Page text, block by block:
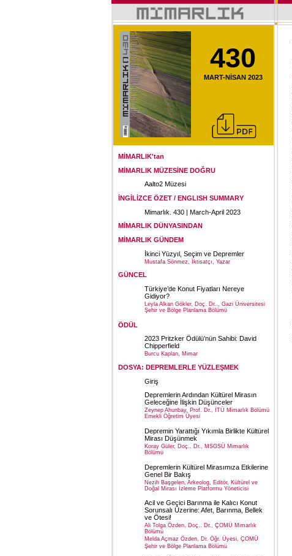
430
MART-NİSAN 2023
MİMARLIK'tan
MİMARLIK MÜZESİNE DOĞRU
Aalto2 Müzesi
İNGİLİZCE ÖZET / ENGLISH SUMMARY
Mimarlık. 430 | March-April 2023
MİMARLIK DÜNYASINDAN
MİMARLIK GÜNDEM
İkinci Yüzyıl, Seçim ve Depremler
Mustafa Sönmez, İktisatçı, Yazar
GÜNCEL
Türkiye’de Konut Fiyatları Nereye
Gidiyor?
Leyla Alkan Gökler, Doç. Dr.., Gazi Üniversitesi
Şehir ve Bölge Planlama Bölümü
ÖDÜL
2023 Pritzker Ödülü’nün Sahibi: David
Chipperfield
Burcu Kaplan, Mimar
DOSYA: DEPREMLERLE YÜZLEŞMEK
Giriş
Depremlerin Ardından Kültürel Mirasın
Geleceğine İlişkin Düşünceler
Zeynep Ahunbay, Prof. Dr., İTÜ Mimarlık Bölümü
Emekli Öğretim Üyesi
Depremin Yarattığı Yıkımla Birlikte Kültürel
Mirası Düşünmek
Koray Güler, Doç.. Dr., MSGSÜ Mimarlık
Bölümü
Depremlerin Kültürel Mirasımıza Etkilerine
Genel Bir Bakış
Nezih Başgelen, Arkeolog, Editör, Kültürel ve
Doğal Mirası İzleme Platformu Yöneticisi
Acil ve Geçici Barınma ile Kalıcı Konut
Sorunsalı Üzerine: Afet, Barınma, Bellek
ve Ötesi!
Ali Tolga Özden, Doç.. Dr., ÇOMÜ Mimarlık
Bölümü
Melda Açmaz Özden, Dr. Öğr. Üyesi, ÇOMÜ
Şehir ve Bölge Planlama Bölümü